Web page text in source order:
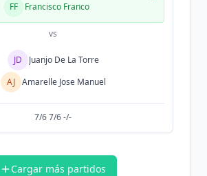
FF
Francisco Franco
vs
JD
Juanjo De La Torre
AJ Amarelle Jose Manuel
7/6 7/6 -/-
Cargar más partidos